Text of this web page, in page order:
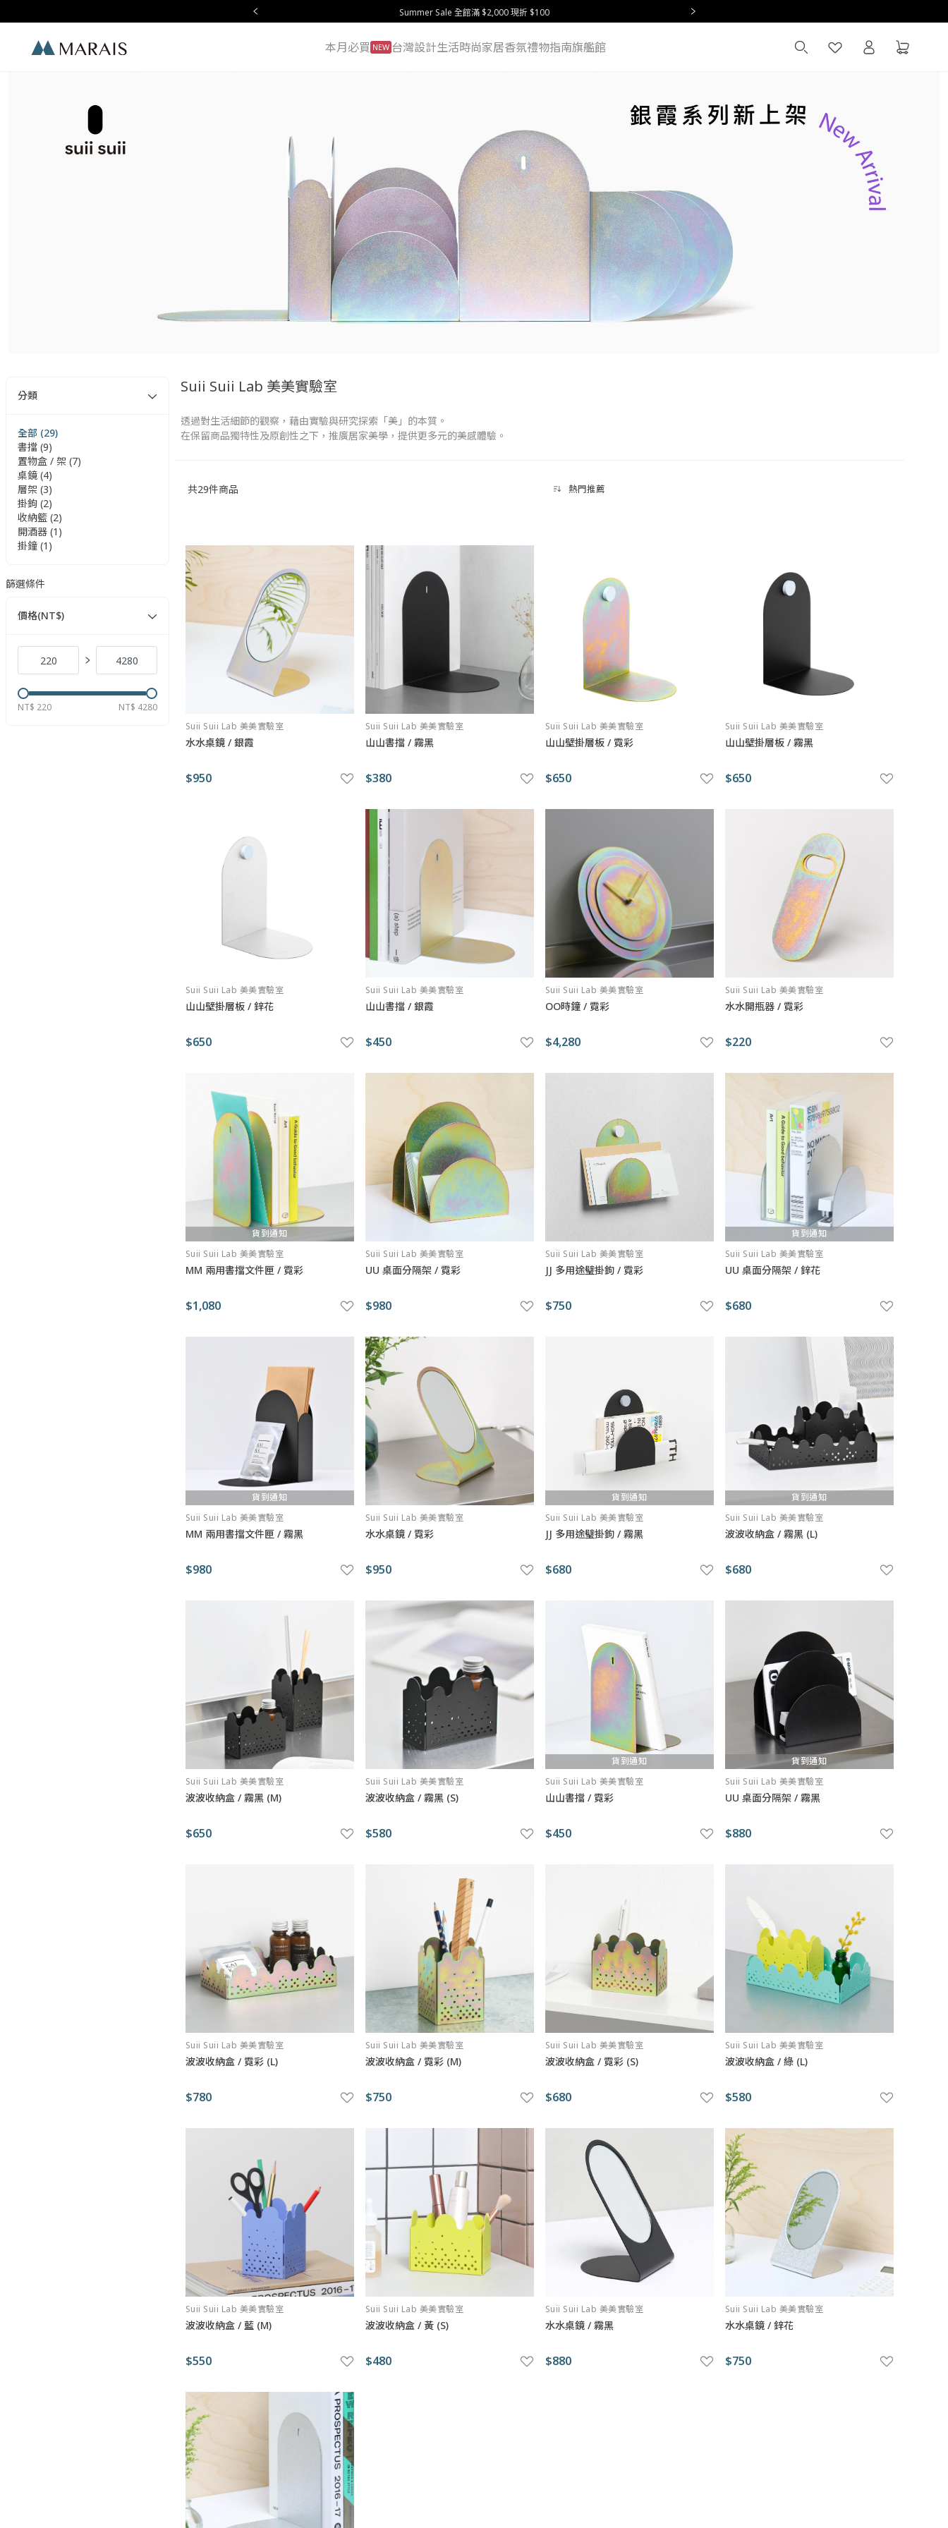
Summer Sale 全館滿 $2,000 現折 $100
Marais 本月必買 NEW 台灣設計生活時尚家居香氛禮物指南旗艦館
分類
全部 (29)
書擋 (9)
置物盒 / 架 (7)
桌鏡 (4)
層架 (3)
掛鉤 (2)
收納籃 (2)
開酒器 (1)
掛鐘 (1)
篩選條件
價格(NT$)
NT$ 220 NT$ 4280
Suii Suii Lab 美美實驗室
透過對生活細節的觀察，藉由實驗與研究探索「美」的本質。
在保留商品獨特性及原創性之下，推廣居家美學，提供更多元的美感體驗。
共29件商品 熱門推薦
Suii Suii Lab 美美實驗室
水水桌鏡 / 銀霞
$950
Suii Suii Lab 美美實驗室
山山書擋 / 霧黑
$380
Suii Suii Lab 美美實驗室
山山壁掛層板 / 霓彩
$650
Suii Suii Lab 美美實驗室
山山壁掛層板 / 霧黑
$650
Suii Suii Lab 美美實驗室
山山壁掛層板 / 鋅花
$650
Suii Suii Lab 美美實驗室
山山書擋 / 銀霞
$450
Suii Suii Lab 美美實驗室
OO時鐘 / 霓彩
$4,280
Suii Suii Lab 美美實驗室
水水開瓶器 / 霓彩
$220
貨到通知
Suii Suii Lab 美美實驗室
MM 兩用書擋文件匣 / 霓彩
$1,080
Suii Suii Lab 美美實驗室
UU 桌面分隔架 / 霓彩
$980
Suii Suii Lab 美美實驗室
JJ 多用途璧掛鉤 / 霓彩
$750
貨到通知
Suii Suii Lab 美美實驗室
UU 桌面分隔架 / 鋅花
$680
貨到通知
Suii Suii Lab 美美實驗室
MM 兩用書擋文件匣 / 霧黑
$980
Suii Suii Lab 美美實驗室
水水桌鏡 / 霓彩
$950
貨到通知
Suii Suii Lab 美美實驗室
JJ 多用途璧掛鉤 / 霧黑
$680
貨到通知
Suii Suii Lab 美美實驗室
波波收納盒 / 霧黑 (L)
$680
Suii Suii Lab 美美實驗室
波波收納盒 / 霧黑 (M)
$650
Suii Suii Lab 美美實驗室
波波收納盒 / 霧黑 (S)
$580
貨到通知
Suii Suii Lab 美美實驗室
山山書擋 / 霓彩
$450
貨到通知
Suii Suii Lab 美美實驗室
UU 桌面分隔架 / 霧黑
$880
Suii Suii Lab 美美實驗室
波波收納盒 / 霓彩 (L)
$780
Suii Suii Lab 美美實驗室
波波收納盒 / 霓彩 (M)
$750
Suii Suii Lab 美美實驗室
波波收納盒 / 霓彩 (S)
$680
Suii Suii Lab 美美實驗室
波波收納盒 / 綠 (L)
$580
Suii Suii Lab 美美實驗室
波波收納盒 / 藍 (M)
$550
Suii Suii Lab 美美實驗室
波波收納盒 / 黃 (S)
$480
Suii Suii Lab 美美實驗室
水水桌鏡 / 霧黑
$880
Suii Suii Lab 美美實驗室
水水桌鏡 / 鋅花
$750